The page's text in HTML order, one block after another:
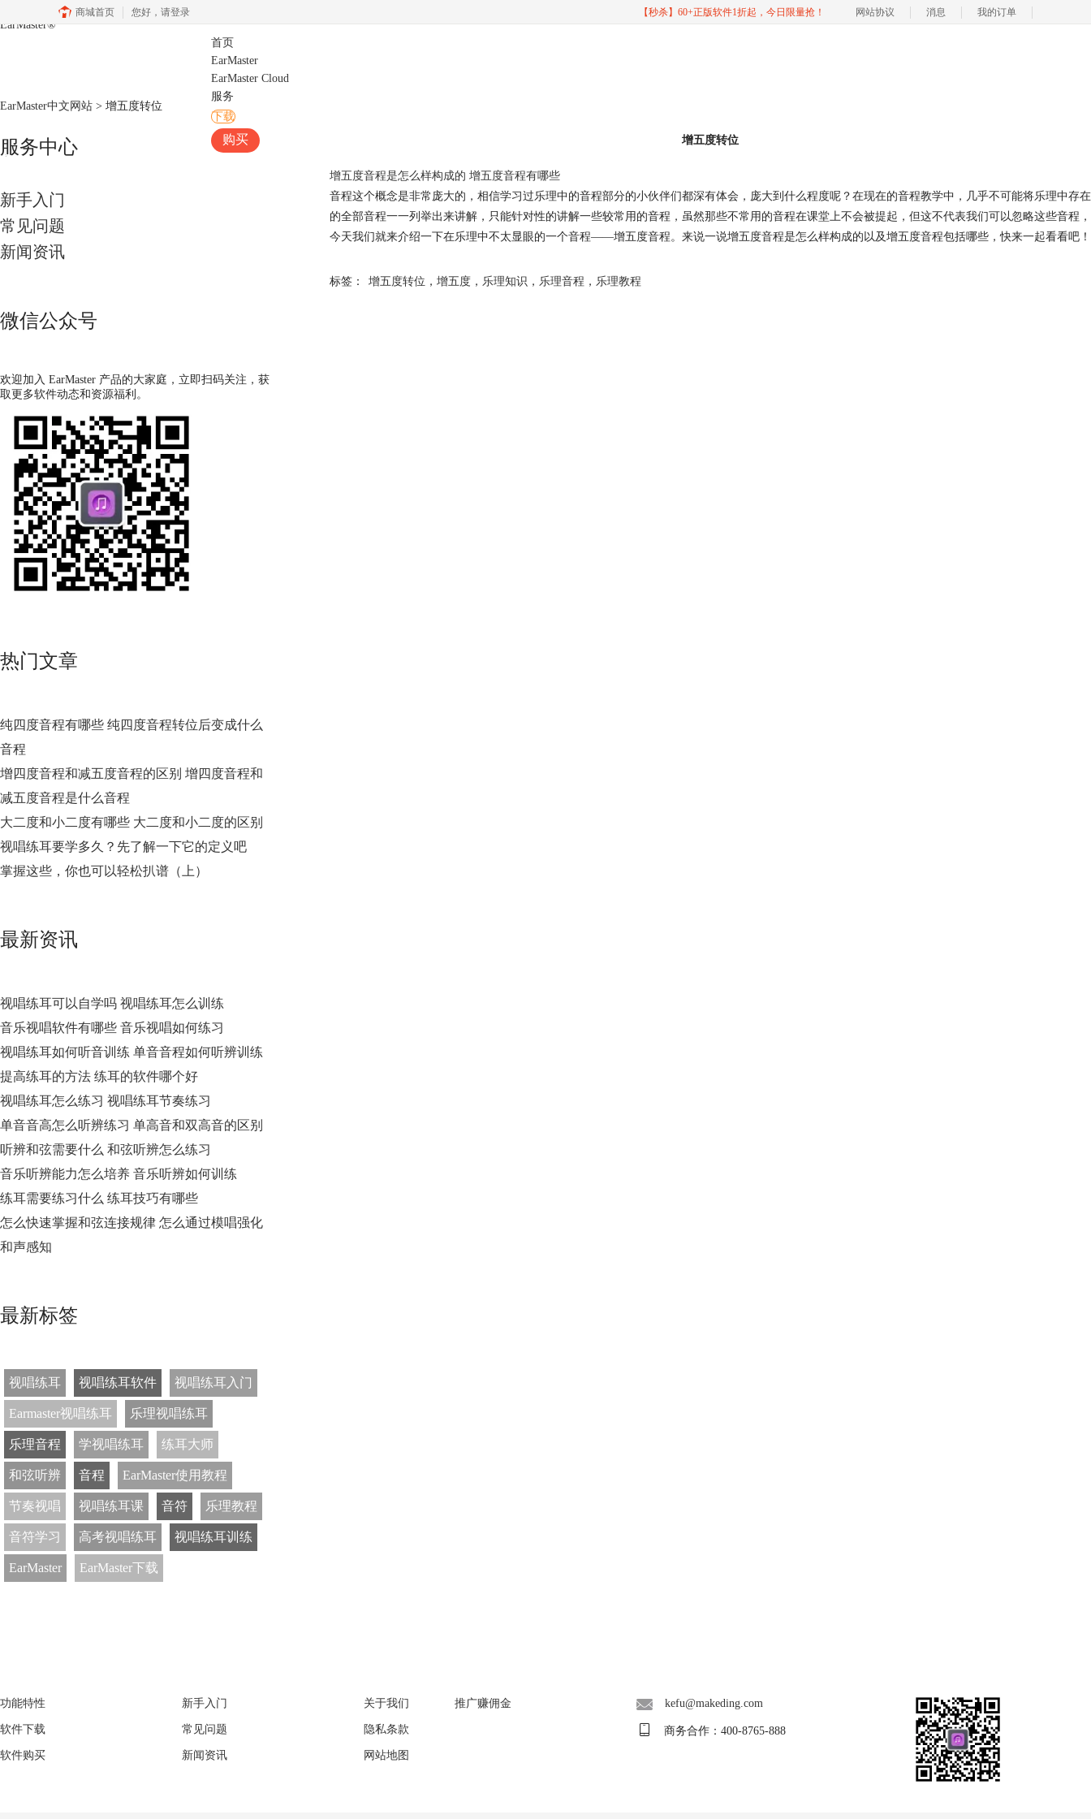
商城首页 您好， 请登录 【秒杀】60+正版软件1折起，今日限量抢！ 网站协议 消息 我的订单
EarMaster®
首页
EarMaster
EarMaster Cloud
服务
下载
购买
EarMaster中文网站 > 增五度转位
服务中心
新手入门
常见问题
新闻资讯
微信公众号
欢迎加入 EarMaster 产品的大家庭，立即扫码关注，获
取更多软件动态和资源福利。
热门文章
纯四度音程有哪些 纯四度音程转位后变成什么
音程
增四度音程和减五度音程的区别 增四度音程和
减五度音程是什么音程
大二度和小二度有哪些 大二度和小二度的区别
视唱练耳要学多久？先了解一下它的定义吧
掌握这些，你也可以轻松扒谱（上）
最新资讯
视唱练耳可以自学吗 视唱练耳怎么训练
音乐视唱软件有哪些 音乐视唱如何练习
视唱练耳如何听音训练 单音音程如何听辨训练
提高练耳的方法 练耳的软件哪个好
视唱练耳怎么练习 视唱练耳节奏练习
单音音高怎么听辨练习 单高音和双高音的区别
听辨和弦需要什么 和弦听辨怎么练习
音乐听辨能力怎么培养 音乐听辨如何训练
练耳需要练习什么 练耳技巧有哪些
怎么快速掌握和弦连接规律 怎么通过模唱强化
和声感知
最新标签
视唱练耳 视唱练耳软件 视唱练耳入门
Earmaster视唱练耳 乐理视唱练耳
乐理音程 学视唱练耳 练耳大师
和弦听辨 音程 EarMaster使用教程
节奏视唱 视唱练耳课 音符 乐理教程
音符学习 高考视唱练耳 视唱练耳训练
EarMaster EarMaster下载
增五度转位
增五度音程是怎么样构成的 增五度音程有哪些
音程这个概念是非常庞大的，相信学习过乐理中的音程部分的小伙伴们都深有体会，庞大到什么程度呢？在现在的音程教学中，几乎不可能将乐理中存在
的全部音程一一列举出来讲解，只能针对性的讲解一些较常用的音程，虽然那些不常用的音程在课堂上不会被提起，但这不代表我们可以忽略这些音程，
今天我们就来介绍一下在乐理中不太显眼的一个音程——增五度音程。来说一说增五度音程是怎么样构成的以及增五度音程包括哪些，快来一起看看吧！
标签： 增五度转位 ， 增五度 ， 乐理知识 ， 乐理音程 ， 乐理教程
功能特性
软件下载
软件购买
新手入门
常见问题
新闻资讯
关于我们
隐私条款
网站地图
推广赚佣金 kefu@makeding.com
商务合作：400-8765-888